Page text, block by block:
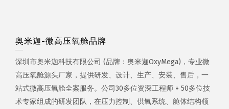
奥米迦-微高压氧舱品牌
深圳市奥米迦科技有限公司 (品牌：奥米迦OxyMega)，专业微
高压氧舱源头厂家，提供研发、设计、生产、安装、售后，一
站式微高压氧舱全案服务。公司30多位资深工程师 + 50多位技
术专家组成的研发团队，在压力控制、供氧系统、舱体结构领